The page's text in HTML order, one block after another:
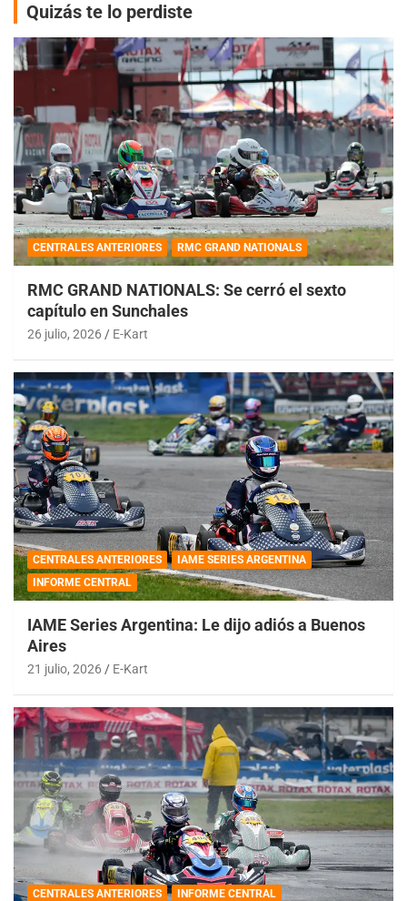
Quizás te lo perdiste
CENTRALES ANTERIORES RMC GRAND NATIONALS
RMC GRAND NATIONALS: Se cerró el sexto
capítulo en Sunchales
26 julio, 2026 E-Kart
CENTRALES ANTERIORES
IAME SERIES ARGENTINA
INFORME CENTRAL
IAME Series Argentina: Le dijo adiós a Buenos
Aires
21 julio, 2026 E-Kart
CENTRALES ANTERIORES INFORME CENTRAL